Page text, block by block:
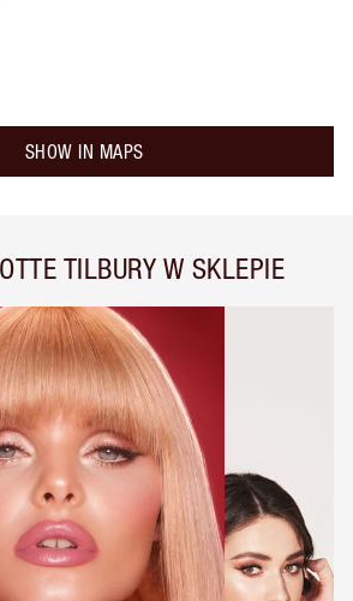
SHOW IN MAPS
TILBURY W SKLEPIE